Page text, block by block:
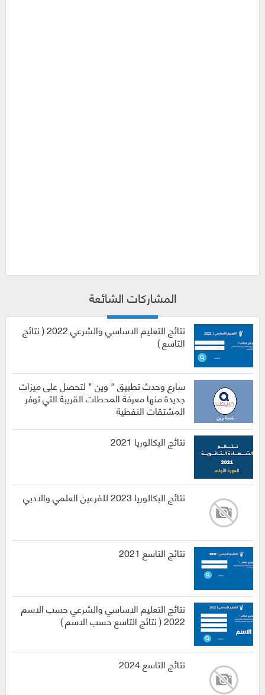
المشاركات الشائعة
نتائج التعليم الاساسي والشرعي 2022 ( نتائج
التاسع )
سارع وحدث تطبيق " وين " لتحصل على ميزات
جديدة منها معرفة المحطات القريبة التي توفر
المشتقات النفطية
نتائج البكالوريا 2021
نتائج البكالوريا 2023 للفرعين العلمي والادبي
نتائج التاسع 2021
نتائج التعليم الاساسي والشرعي حسب الاسم
2022 ( نتائج التاسع حسب الاسم )
نتائج التاسع 2024